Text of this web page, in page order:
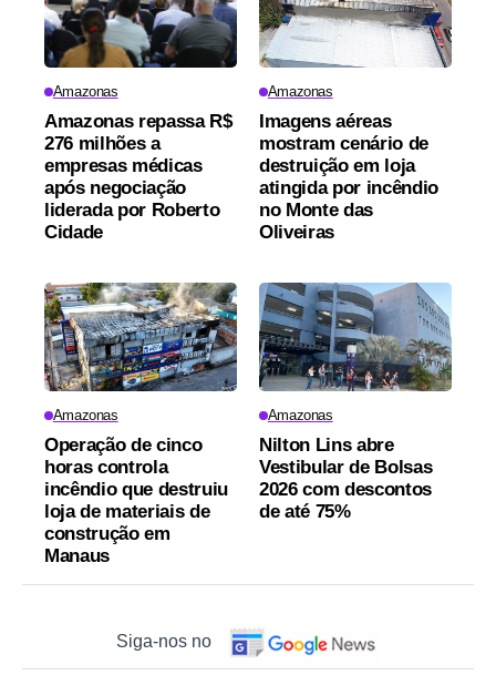
Amazonas
Amazonas repassa R$
276 milhões a
empresas médicas
após negociação
liderada por Roberto
Cidade
Amazonas
Imagens aéreas
mostram cenário de
destruição em loja
atingida por incêndio
no Monte das
Oliveiras
Amazonas
Operação de cinco
horas controla
incêndio que destruiu
loja de materiais de
construção em
Manaus
Amazonas
Nilton Lins abre
Vestibular de Bolsas
2026 com descontos
de até 75%
Siga-nos no